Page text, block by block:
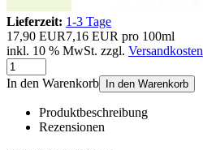
Lieferzeit: 1-3 Tage
17,90 EUR7,16 EUR pro 100ml
inkl. 10 % MwSt. zzgl. Versandkosten
In den Warenkorb In den Warenkorb
Produktbeschreibung
Rezensionen